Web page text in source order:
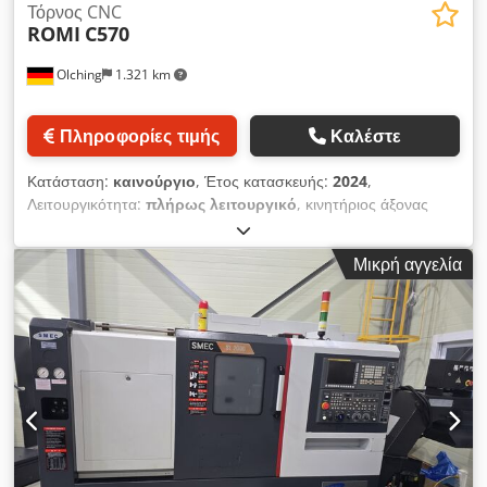
Olching 1.321 km
Τόρνος CNC
ROMI C570
Πληροφορίες τιμής Καλέστε
Κατάσταση: καινούργιο, Έτος κατασκευής: 2024,
Λειτουργικότητα: πλήρως λειτουργικό, κινητήριος άξονας
Ταχύτητα: 3.000 σ.α.λ Ισχύς: 11 kW Ροπή: 320 Nm Διάμετρος
τσοκ: 260 mm Διάμετρος ατράκτου: 65 mm Μύτη ατράκτου:
A2-6'' Χώρος εργασίας Κεντρική απόσταση: 1.500 χλστ
Κεντρικό ύψος: 290 χλστ Διάμετρος πάνω από το κρεβάτι: 570
mm Διάμετρος πάνω από τον φορέα: 510 mm σύστημα
εργαλείων Περίστροφο: PARAT κεφαλή πυργίσκου 4
κατευθύνσεων RD 3 ουρά Dksdpfsup Slbox Ab Sor
Τεχνολογία: εγχειρίδιο Σημείο κεντραρίσματος: MK-4 (τρέξιμο)
εξοπλισμός Διαχείριση τσιπ: δίσκος τσιπ Παροχή ψυκτικού:
αντλία ψυκτικού 7 bar
Μικρή αγγελία